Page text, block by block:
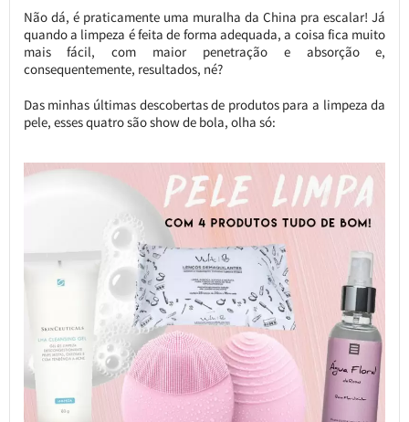
Não dá, é praticamente uma muralha da China pra escalar! Já
quando a limpeza é feita de forma adequada, a coisa fica muito
mais fácil, com maior penetração e absorção e,
consequentemente, resultados, né?
Das minhas últimas descobertas de produtos para a limpeza da
pele, esses quatro são show de bola, olha só: